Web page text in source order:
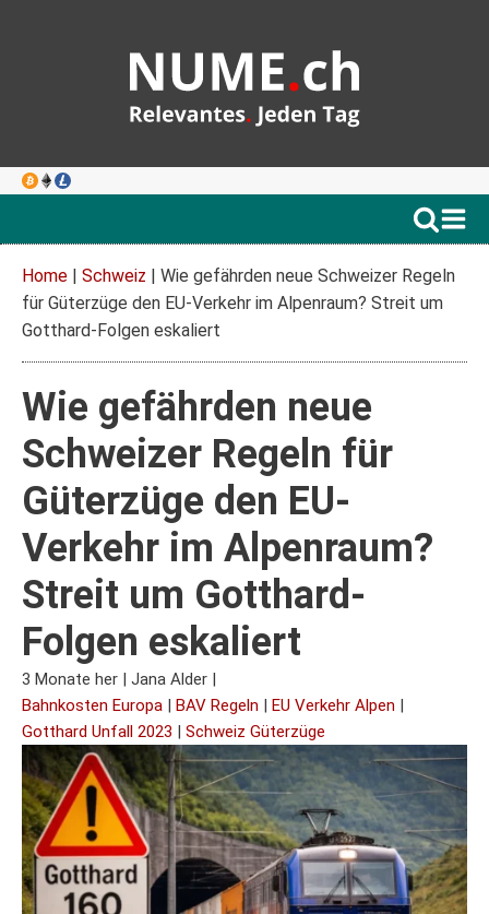
Home | Schweiz | Wie gefährden neue Schweizer Regeln
für Güterzüge den EU-Verkehr im Alpenraum? Streit um
Gotthard-Folgen eskaliert
Wie gefährden neue
Schweizer Regeln für
Güterzüge den EU-
Verkehr im Alpenraum?
Streit um Gotthard-
Folgen eskaliert
3 Monate her | Jana Alder |
Bahnkosten Europa | BAV Regeln | EU Verkehr Alpen |
Gotthard Unfall 2023 | Schweiz Güterzüge